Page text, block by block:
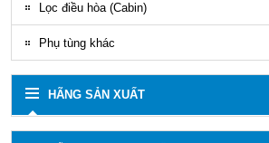
Lọc điều hòa (Cabin)
Phụ tùng khác
HÃNG SẢN XUẤT